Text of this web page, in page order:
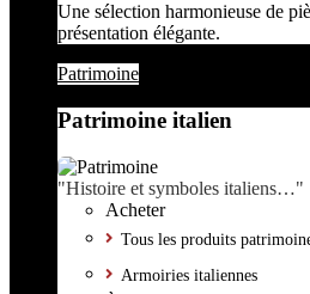
Une sélection harmonieuse de
présentation élégante.
Patrimoine
Patrimoine italien
"Histoire et symboles italiens…"
Acheter
Tous les produits
Armoiries italiennes